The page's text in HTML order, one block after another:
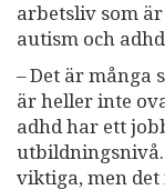
arbetsliv som
autism och
– Det är många
är heller inte
adhd har ett
utbildningsnivå.
viktiga, men